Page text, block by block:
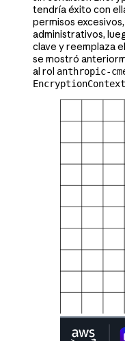
tendría éxito con
permisos
administrativos,
clave y reemplaza
se mostró
al rol anthropic-
EncryptionContext